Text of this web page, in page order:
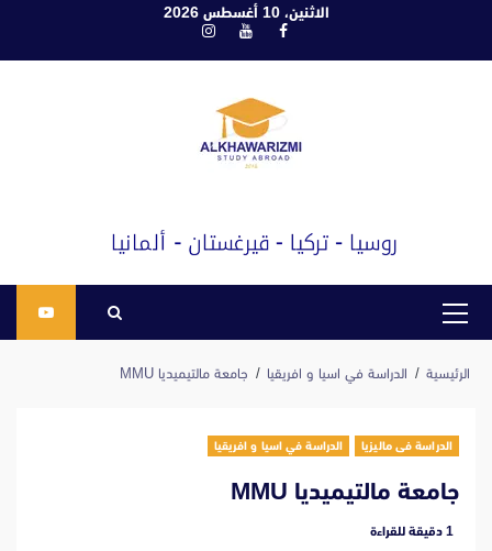
الاثنين، 10 أغسطس 2026
فيسبوكيوتيوبانستغرام
القائمة
الرئيسية الدراسة في اسيا و افريقيا جامعة مالتيميديا ​​MMU
الدراسة فى ماليزيا الدراسة في اسيا و افريقيا
جامعة مالتيميديا ​​MMU
‫1 دقيقة للقراءة